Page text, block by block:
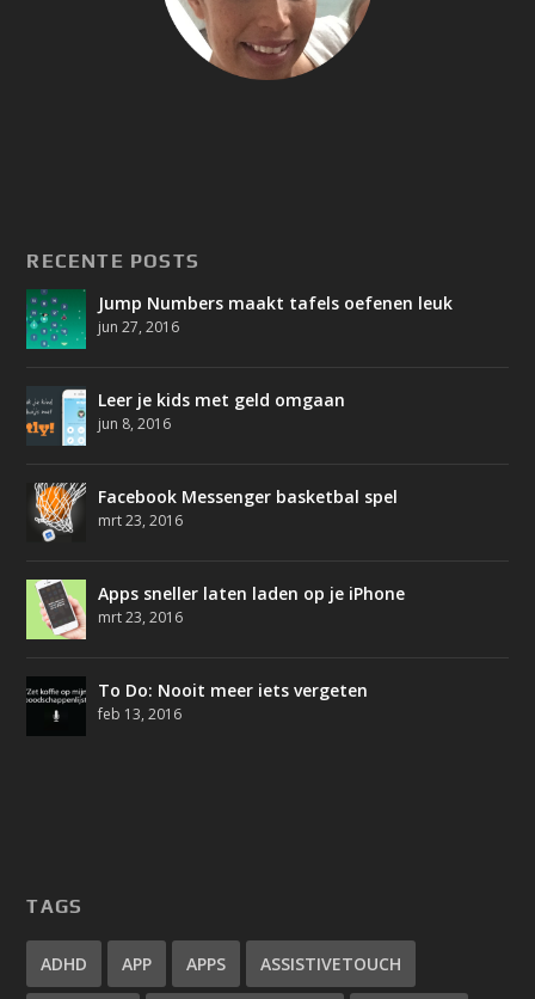
RECENTE POSTS
Jump Numbers maakt tafels oefenen leuk
jun 27, 2016
Leer je kids met geld omgaan
jun 8, 2016
Facebook Messenger basketbal spel
mrt 23, 2016
Apps sneller laten laden op je iPhone
mrt 23, 2016
To Do: Nooit meer iets vergeten
feb 13, 2016
TAGS
ADHD APP APPS ASSISTIVETOUCH